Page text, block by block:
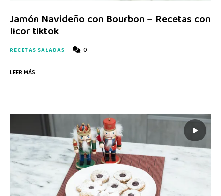
Jamón Navideño con Bourbon – Recetas con
licor tiktok
RECETAS SALADAS 0
LEER MÁS